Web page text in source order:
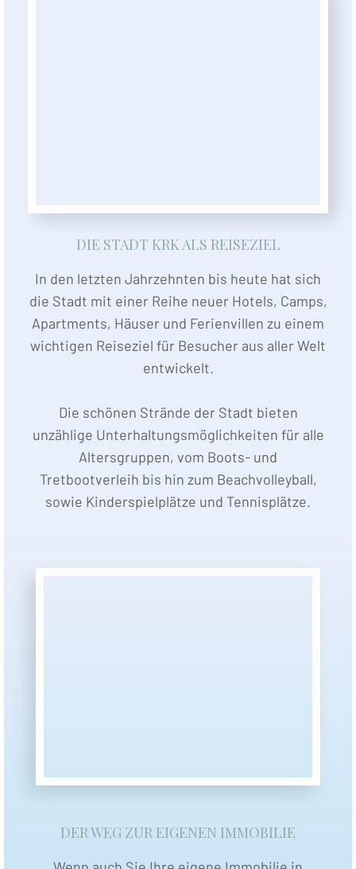
DIE STADT KRK ALS REISEZIEL
In den letzten Jahrzehnten bis heute hat sich
die Stadt mit einer Reihe neuer Hotels, Camps,
Apartments, Häuser und Ferienvillen zu einem
wichtigen Reiseziel für Besucher aus aller Welt
entwickelt.
Die schönen Strände der Stadt bieten
unzählige Unterhaltungsmöglichkeiten für alle
Altersgruppen, vom Boots- und
Tretbootverleih bis hin zum Beachvolleyball,
sowie Kinderspielplätze und Tennisplätze.
DER WEG ZUR EIGENEN IMMOBILIE